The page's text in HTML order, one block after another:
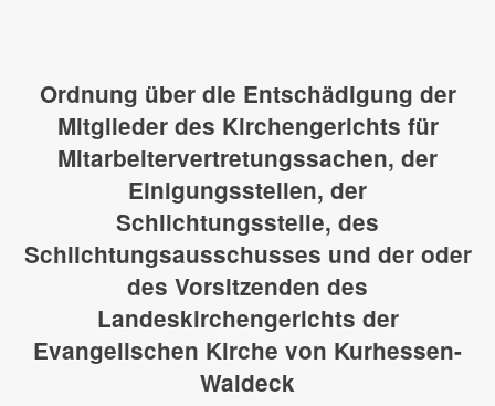
Ordnung über die Entschädigung der
Mitglieder des Kirchengerichts für
Mitarbeitervertretungssachen, der
Einigungsstellen, der
Schlichtungsstelle, des
Schlichtungsausschusses und der oder
des Vorsitzenden des
Landeskirchengerichts der
Evangelischen Kirche von Kurhessen-
Waldeck